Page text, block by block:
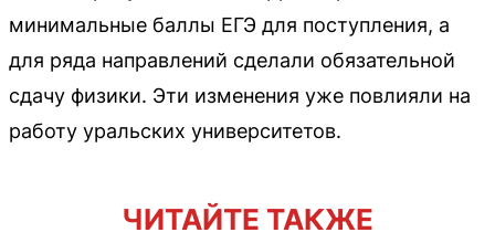
минимальные баллы ЕГЭ для поступления, а
для ряда направлений сделали обязательной
сдачу физики. Эти изменения уже повлияли на
работу уральских университетов.
ЧИТАЙТЕ ТАКЖЕ